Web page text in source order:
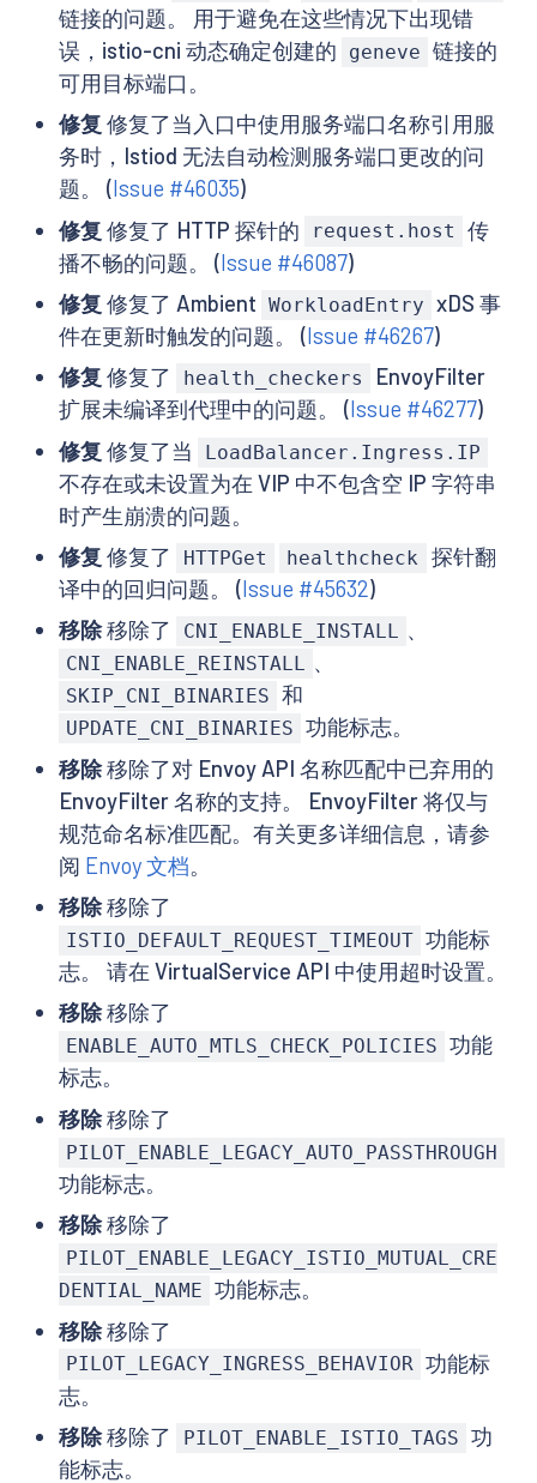
链接的问题。 用于避免在这些情况下出现错
误，istio-cni 动态确定创建的
geneve 链接的
可用目标端口。
修复 修复了当入口中使用服务端口名称引用服
务时，Istiod 无法自动检测服务端口更改的问
题。 (Issue #46035)
修复 修复了 HTTP 探针的 request.host
传
播不畅的问题。 (Issue #46087)
修复 修复了 Ambient WorkloadEntry xDS 事
件在更新时触发的问题。 (Issue #46267)
修复 修复了 health_checkers
EnvoyFilter
扩展未编译到代理中的问题。 (Issue #46277)
修复 修复了当 LoadBalancer.Ingress.IP
不存在或未设置为在 VIP 中不包含空 IP 字符串
时产生崩溃的问题。
修复 修复了 HTTPGet healthcheck
探针翻
译中的回归问题。 (Issue #45632)
移除移除了 CNI_ENABLE_INSTALL 、
CNI_ENABLE_REINSTALL 、
SKIP_CNI_BINARIES 和
UPDATE_CNI_BINARIES 功能标志。
移除移除了对 Envoy API 名称匹配中已弃用的
EnvoyFilter 名称的支持。 EnvoyFilter 将仅与
规范命名标准匹配。有关更多详细信息，请参
阅 Envoy 文档。
移除移除了
ISTIO_DEFAULT_REQUEST_TIMEOUT 功能标
志。 请在 VirtualService API 中使用超时设置。
移除移除了
ENABLE_AUTO_MTLS_CHECK_POLICIES 功能
标志。
移除移除了
PILOT_ENABLE_LEGACY_AUTO_PASSTHROUGH
功能标志。
移除移除了
PILOT_ENABLE_LEGACY_ISTIO_MUTUAL_CRE
DENTIAL_NAME 功能标志。
移除移除了
PILOT_LEGACY_INGRESS_BEHAVIOR 功能标
志。
移除移除了 PILOT_ENABLE_ISTIO_TAGS 功
能标志。